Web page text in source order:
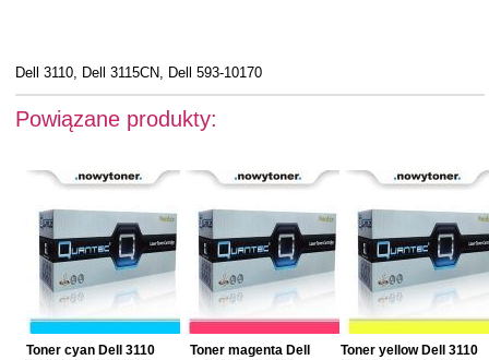
Dell 3110, Dell 3115CN, Dell 593-10170
Powiązane produkty:
Toner cyan Dell 3110
Toner magenta Dell
Toner yellow Dell 3110